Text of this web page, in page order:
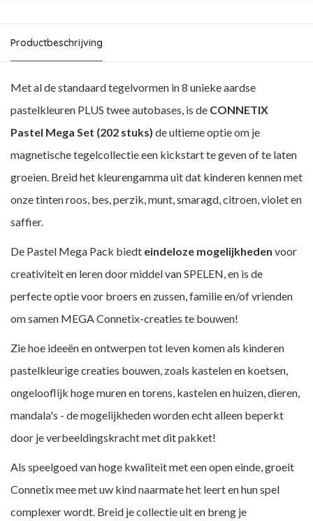
Productbeschrijving
Met al de standaard tegelvormen in 8 unieke aardse
pastelkleuren PLUS twee autobases, is de CONNETIX
Pastel Mega Set (202 stuks) de ultieme optie om je
magnetische tegelcollectie een kickstart te geven of te laten
groeien. Breid het kleurengamma uit dat kinderen kennen met
onze tinten roos, bes, perzik, munt, smaragd, citroen, violet en
saffier.
De Pastel Mega Pack biedt eindeloze mogelijkheden voor
creativiteit en leren door middel van SPELEN, en is de
perfecte optie voor broers en zussen, familie en/of vrienden
om samen MEGA Connetix-creaties te bouwen!
Zie hoe ideeën en ontwerpen tot leven komen als kinderen
pastelkleurige creaties bouwen, zoals kastelen en koetsen,
ongelooflijk hoge muren en torens, kastelen en huizen, dieren,
mandala's - de mogelijkheden worden echt alleen beperkt
door je verbeeldingskracht met dit pakket!
Als speelgoed van hoge kwaliteit met een open einde, groeit
Connetix mee met uw kind naarmate het leert en hun spel
complexer wordt. Breid je collectie uit en breng je